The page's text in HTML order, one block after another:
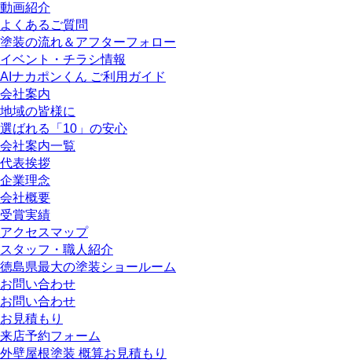
動画紹介
よくあるご質問
塗装の流れ＆アフターフォロー
イベント・チラシ情報
AIナカポンくん ご利用ガイド
会社案内
地域の皆様に
選ばれる「10」の安心
会社案内一覧
代表挨拶
企業理念
会社概要
受賞実績
アクセスマップ
スタッフ・職人紹介
徳島県最大の塗装ショールーム
お問い合わせ
お問い合わせ
お見積もり
来店予約フォーム
外壁屋根塗装 概算お見積もり